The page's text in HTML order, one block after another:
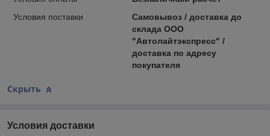
Условия поставки
Самовывоз / доставка до
склада ООО
"Автолайтэкспресс" /
доставка по адресу
покупателя
Скрыть
Условия доставки